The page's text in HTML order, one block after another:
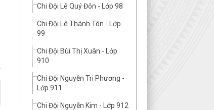
Chi Đội Lê Quý Đôn - Lớp 98
Chi Đội Lê Thánh Tôn - Lớp
99
Chi Đội Bùi Thị Xuân - Lớp
910
Chi Đội Nguyễn Tri Phương -
Lớp 911
Chi Đội Nguyễn Kim - Lớp 912